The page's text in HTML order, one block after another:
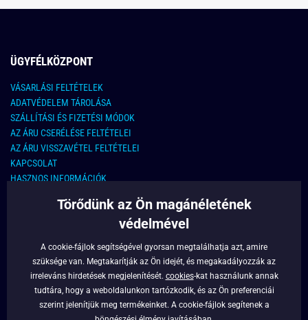
ÜGYFÉLKÖZPONT
VÁSARLÁSI FELTÉTELEK
ADATVÉDELEM TÁROLÁSA
SZÁLLÍTÁSI ÉS FIZETÉSI MÓDOK
AZ ÁRU CSERÉLÉSE FELTÉTELEI
AZ ÁRU VISSZAVÉTEL FELTÉTELEI
KAPCSOLAT
HASZNOS INFORMÁCIÓK
KAPCSOLAT
info@legyferfi.hu
FONTOS INFORMÁCIÓK
RÓLUNK
Törődünk az Ön magánéletének
védelmével
A cookie-fájlok segítségével gyorsan megtalálhatja azt, amire
szüksége van. Megtakarítják az Ön idejét, és megakadályozzák az
irreleváns hirdetések megjelenítését. cookies-kat használunk annak
tudtára, hogy a weboldalunkon tartózkodik, és az Ön preferenciái
szerint jelenítjük meg termékeinket. A cookie-fájlok segítenek a